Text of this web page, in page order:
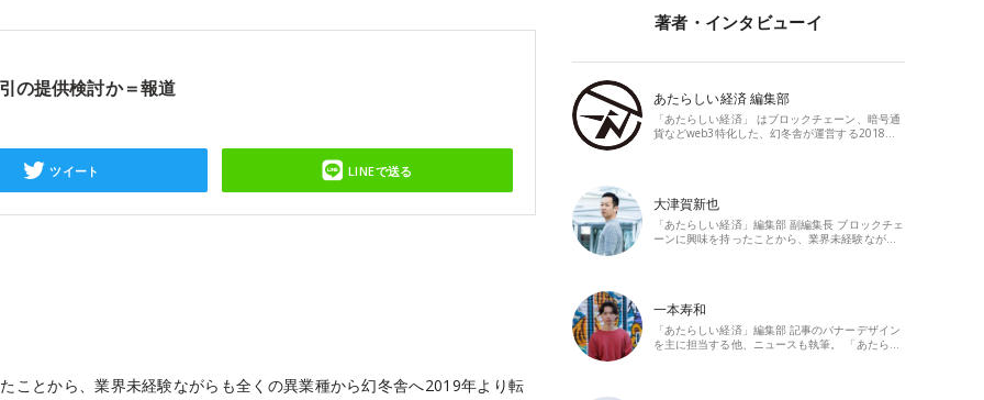
の提供検討か＝報道
ツイート LINEで送る
ことから、業界未経験ながらも全くの異業種から幻冬舎へ2019年より転
著者・インタビューイ
あたらしい経済 編集部
「あたらしい経済」 はブロックチェーン、暗号通
貨などweb3特化した、幻冬舎が運営する2018…
大津賀新也
「あたらしい経済」編集部 副編集長 ブロックチェ
ーンに興味を持ったことから、業界未経験なが…
一本寿和
「あたらしい経済」編集部 記事のバナーデザイン
を主に担当する他、ニュースも執筆。 「あたら…